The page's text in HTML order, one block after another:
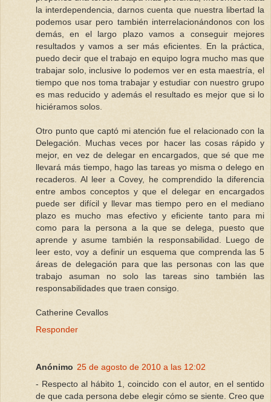
la interdependencia, darnos cuenta que nuestra libertad la
podemos usar pero también interrelacionándonos con los
demás, en el largo plazo vamos a conseguir mejores
resultados y vamos a ser más eficientes. En la práctica,
puedo decir que el trabajo en equipo logra mucho mas que
trabajar solo, inclusive lo podemos ver en esta maestría, el
tiempo que nos toma trabajar y estudiar con nuestro grupo
es mas reducido y además el resultado es mejor que si lo
hiciéramos solos.
Otro punto que captó mi atención fue el relacionado con la
Delegación. Muchas veces por hacer las cosas rápido y
mejor, en vez de delegar en encargados, que sé que me
llevará más tiempo, hago las tareas yo misma o delego en
recaderos. Al leer a Covey, he comprendido la diferencia
entre ambos conceptos y que el delegar en encargados
puede ser difícil y llevar mas tiempo pero en el mediano
plazo es mucho mas efectivo y eficiente tanto para mi
como para la persona a la que se delega, puesto que
aprende y asume también la responsabilidad. Luego de
leer esto, voy a definir un esquema que comprenda las 5
áreas de delegación para que las personas con las que
trabajo asuman no solo las tareas sino también las
responsabilidades que traen consigo.
Catherine Cevallos
Responder
Anónimo 25 de agosto de 2010 a las 12:02
- Respecto al hábito 1, coincido con el autor, en el sentido
de que cada persona debe elegir cómo se siente. Creo que